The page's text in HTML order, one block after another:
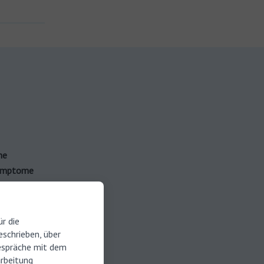
des
die
über
mit dem